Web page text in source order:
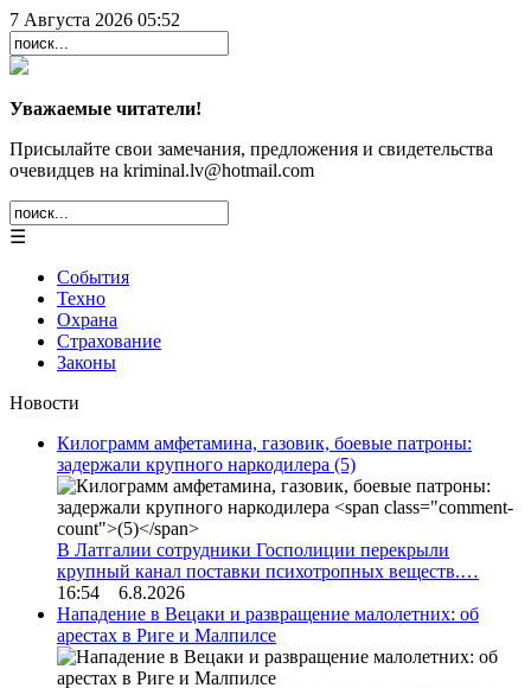
7 Августа 2026 05:52
Уважаемые читатели!
Присылайте свои замечания, предложения и свидетельства
очевидцев на kriminal.lv@hotmail.com
☰
События
Техно
Охрана
Страхование
Законы
Новости
Килограмм амфетамина, газовик, боевые патроны:
задержали крупного наркодилера (5)
В Латгалии сотрудники Госполиции перекрыли
крупный канал поставки психотропных веществ.…
16:54 6.8.2026
Нападение в Вецаки и развращение малолетних: об
арестах в Риге и Малпилсе